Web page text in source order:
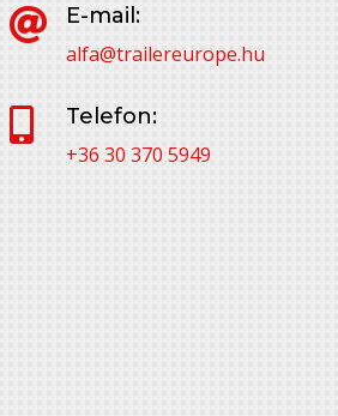

E-mail:
alfa@trailereurope.hu

Telefon:
+36 30 370 5949